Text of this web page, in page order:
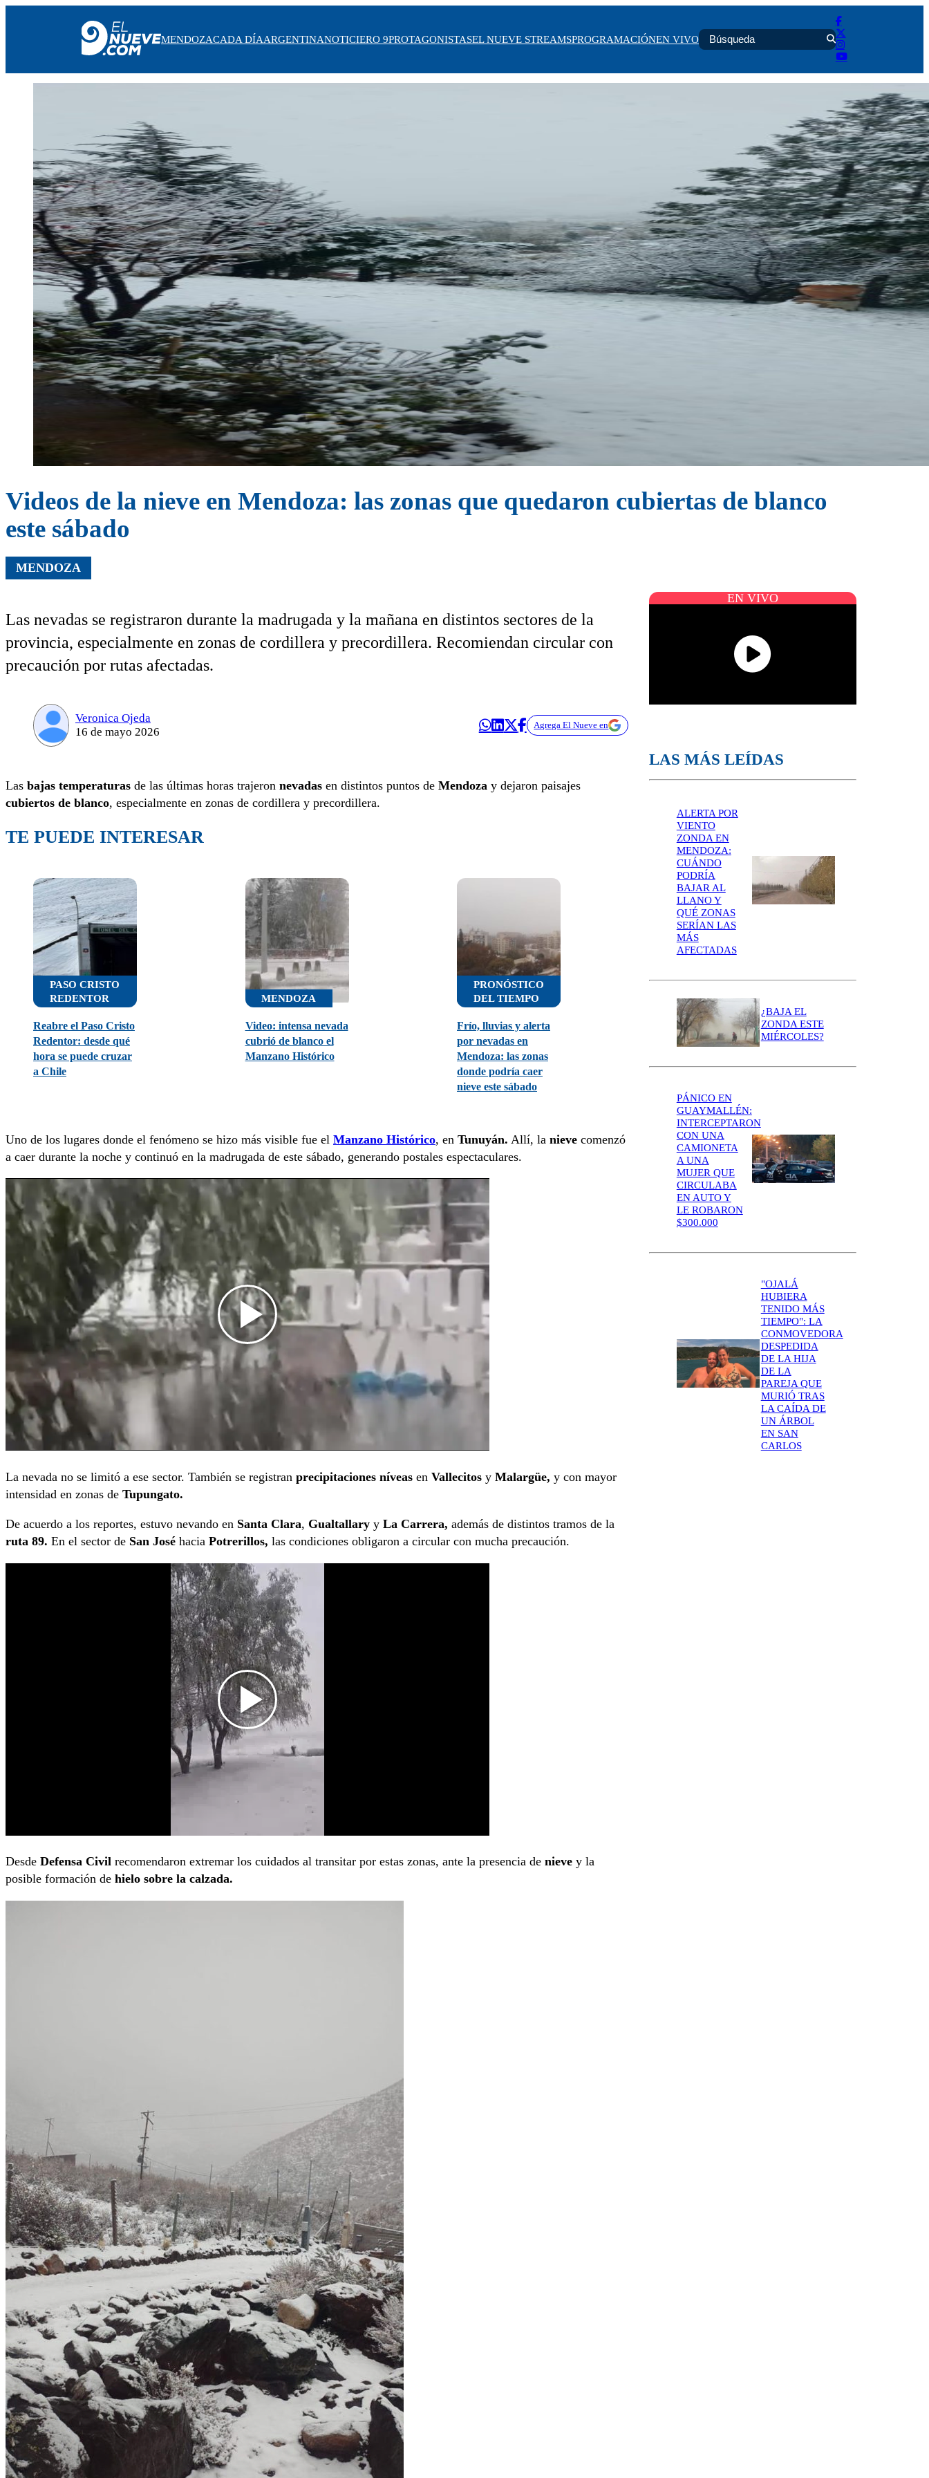
NOTICIERO 9
PROTAGONISTAS
EL NUEVE STREAMS
PROGRAMACIÓN
EN VIVO
MENDOZACADA DÍAARGENTINANOTICIERO 9PROTAGONISTASEL NUEVE STREAMSPROGRAMACIÓNEN VIVO
Videos de la nieve en Mendoza: las zonas que quedaron cubiertas de blanco
este sábado
MENDOZA
Las nevadas se registraron durante la madrugada y la mañana en distintos sectores de la
provincia, especialmente en zonas de cordillera y precordillera. Recomiendan circular con
precaución por rutas afectadas.
Veronica Ojeda
16 de mayo 2026
Agrega El Nueve en
Las bajas temperaturas de las últimas horas trajeron nevadas en distintos puntos de Mendoza y dejaron paisajes
cubiertos de blanco, especialmente en zonas de cordillera y precordillera.
TE PUEDE INTERESAR
PASO CRISTO
REDENTOR
Reabre el Paso Cristo
Redentor: desde qué
hora se puede cruzar
a Chile
MENDOZA
Video: intensa nevada
cubrió de blanco el
Manzano Histórico
PRONÓSTICO
DEL TIEMPO
Frío, lluvias y alerta
por nevadas en
Mendoza: las zonas
donde podría caer
nieve este sábado
Uno de los lugares donde el fenómeno se hizo más visible fue el Manzano Histórico, en Tunuyán. Allí, la nieve comenzó
a caer durante la noche y continuó en la madrugada de este sábado, generando postales espectaculares.
La nevada no se limitó a ese sector. También se registran precipitaciones níveas en Vallecitos y Malargüe, y con mayor
intensidad en zonas de Tupungato.
De acuerdo a los reportes, estuvo nevando en Santa Clara, Gualtallary y La Carrera, además de distintos tramos de la
ruta 89. En el sector de San José hacia Potrerillos, las condiciones obligaron a circular con mucha precaución.
Desde Defensa Civil recomendaron extremar los cuidados al transitar por estas zonas, ante la presencia de nieve y la
posible formación de hielo sobre la calzada.
EN VIVO
LAS MÁS LEÍDAS
ALERTA POR
VIENTO
ZONDA EN
MENDOZA:
CUÁNDO
PODRÍA
BAJAR AL
LLANO Y
QUÉ ZONAS
SERÍAN LAS
MÁS
AFECTADAS
¿BAJA EL
ZONDA ESTE
MIÉRCOLES?
PÁNICO EN
GUAYMALLÉN:
INTERCEPTARON
CON UNA
CAMIONETA
A UNA
MUJER QUE
CIRCULABA
EN AUTO Y
LE ROBARON
$300.000
"OJALÁ
HUBIERA
TENIDO MÁS
TIEMPO": LA
CONMOVEDORA
DESPEDIDA
DE LA HIJA
DE LA
PAREJA QUE
MURIÓ TRAS
LA CAÍDA DE
UN ÁRBOL
EN SAN
CARLOS